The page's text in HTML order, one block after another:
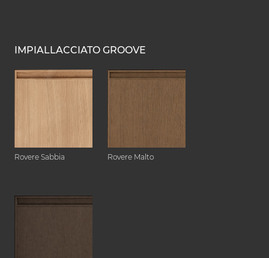
IMPIALLACCIATO GROOVE
Rovere Sabbia Rovere Malto